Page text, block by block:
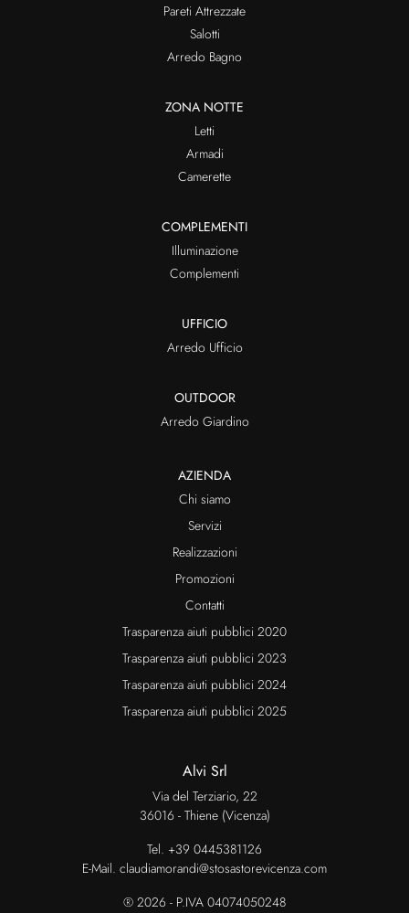
Pareti Attrezzate
Salotti
Arredo Bagno
ZONA NOTTE
Letti
Armadi
Camerette
COMPLEMENTI
Illuminazione
Complementi
UFFICIO
Arredo Ufficio
OUTDOOR
Arredo Giardino
AZIENDA
Chi siamo
Servizi
Realizzazioni
Promozioni
Contatti
Trasparenza aiuti pubblici 2020
Trasparenza aiuti pubblici 2023
Trasparenza aiuti pubblici 2024
Trasparenza aiuti pubblici 2025
Alvi Srl
Via del Terziario, 22
36016 - Thiene (Vicenza)
Tel. +39 0445381126
E-Mail. claudiamorandi@stosastorevicenza.com
® 2026 - P.IVA 04074050248